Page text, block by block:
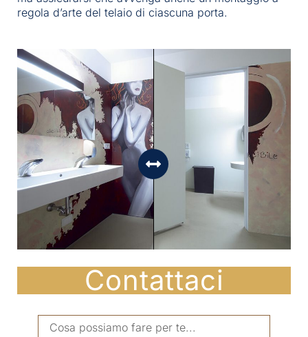
regola d’arte del telaio di ciascuna porta.
Contattaci